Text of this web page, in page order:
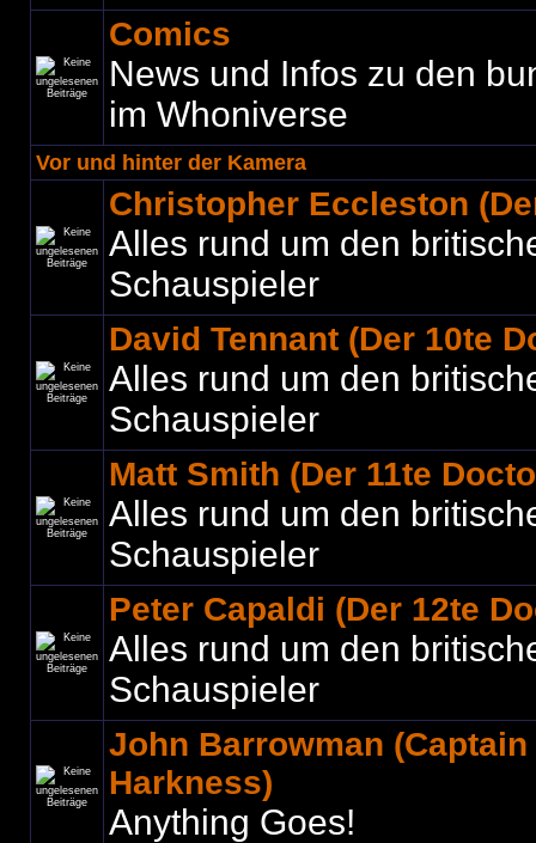
Comics
News und Infos zu den
im Whoniverse
Vor und hinter der Kamera
Christopher Eccleston
Alles rund um den
Schauspieler
David Tennant (Der 10te
Alles rund um den
Schauspieler
Matt Smith (Der 11te
Alles rund um den
Schauspieler
Peter Capaldi (Der 12te
Alles rund um den
Schauspieler
John Barrowman
Harkness)
Anything Goes!